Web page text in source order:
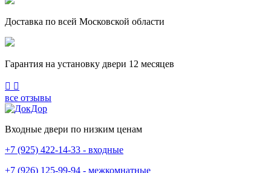
Доставка по всей Московской области
Гарантия на установку двери 12 месяцев
Previous
все отзывы
Входные двери по низким ценам
+7 (925) 422-14-33 - входные
+7 (926) 125-99-94 - межкомнатные